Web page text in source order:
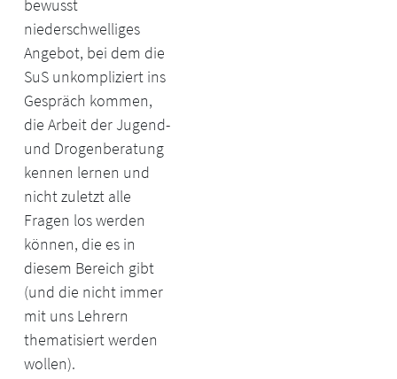
bewusst
niederschwelliges
Angebot, bei dem die
SuS unkompliziert ins
Gespräch kommen,
die Arbeit der Jugend-
und Drogenberatung
kennen lernen und
nicht zuletzt alle
Fragen los werden
können, die es in
diesem Bereich gibt
(und die nicht immer
mit uns Lehrern
thematisiert werden
wollen).